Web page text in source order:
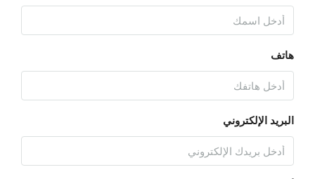
هاتف
البريد الإلكتروني